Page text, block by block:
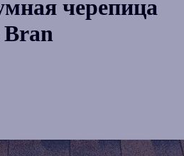
черепица
Bran